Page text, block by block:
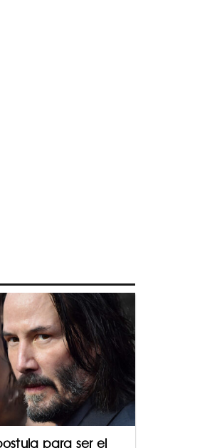
para ser el